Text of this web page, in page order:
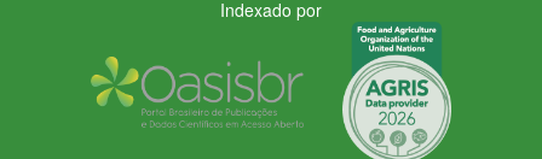
Indexado por